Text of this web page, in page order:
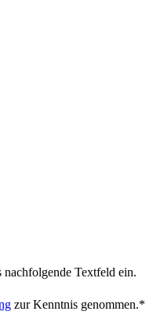
Textfeld ein.
zur Kenntnis genommen.*